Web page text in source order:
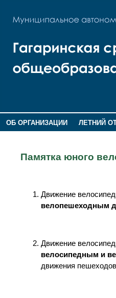
ОБ ОРГАНИЗАЦИИ ЛЕТНИЙ
Памятка юного
Движение
велопешеходным
Движение
велосипедным и
движения